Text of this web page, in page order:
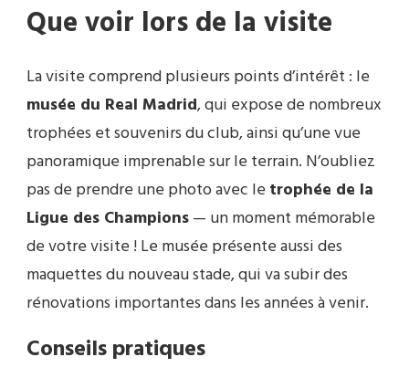
Que voir lors de la visite
La visite comprend plusieurs points d’intérêt : le
musée du Real Madrid, qui expose de nombreux
trophées et souvenirs du club, ainsi qu’une vue
panoramique imprenable sur le terrain. N’oubliez
pas de prendre une photo avec le trophée de la
Ligue des Champions— un moment mémorable
de votre visite ! Le musée présente aussi des
maquettes du nouveau stade, qui va subir des
rénovations importantes dans les années à venir.
Conseils pratiques